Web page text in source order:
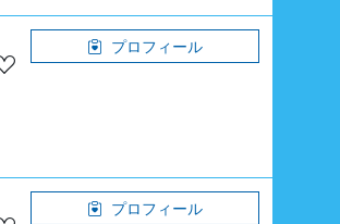
プロフィール
プロフィール